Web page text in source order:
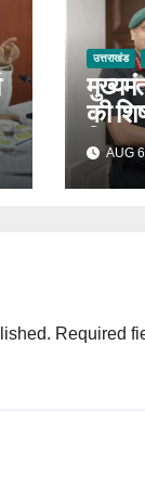
उत्तराखंड
की
AUG
Required